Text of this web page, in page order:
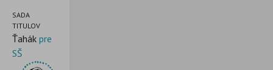
SADA
TITULOV
Ťahák pre
SŠ